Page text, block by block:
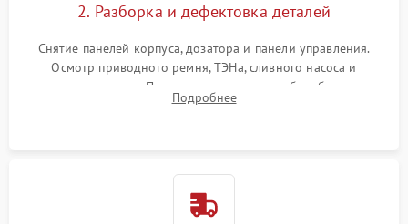
2. Разборка и дефектовка деталей
Снятие панелей корпуса, дозатора и панели управления.
Осмотр приводного ремня, ТЭНа, сливного насоса и
амортизаторов. Проверка подшипников барабана и
крестовины на износ, а манжеты люка на разрывы.
Подробнее